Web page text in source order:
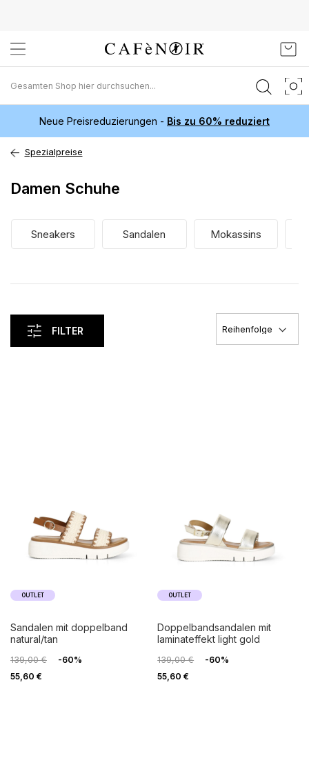
Inhalt
springen
Neue Preisreduzierungen - Bis zu 60% reduziert
Spezialpreise
Damen Schuhe
Sneakers Sandalen Mokassins
FILTER
OUTLET
sandalen mit doppelband
natural/tan
139,00 €
-60%
55,60 €
OUTLET
doppelbandsandalen mit
laminateffekt light gold
139,00 €
-60%
55,60 €